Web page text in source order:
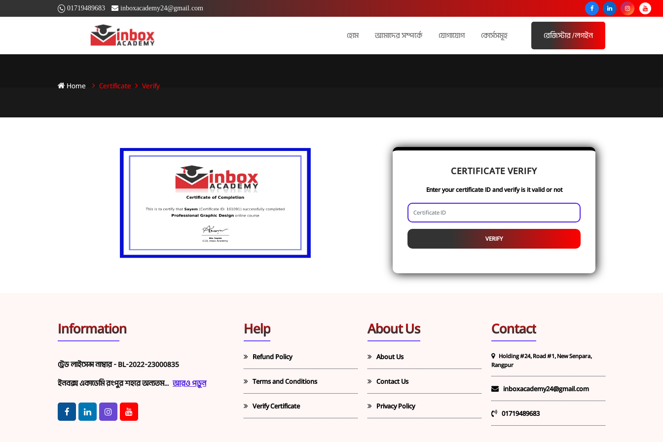
01719489683 inboxacademy24@gmail.com
হোম আমাদের সম্পর্কে যোগাযোগ কোর্সসমূহ রেজিস্টার /লগইন
Home Certificate Verify
CERTIFICATE VERIFY
Enter your certificate ID and verify is it valid or not
Information
ট্রেড লাইসেন্স নাম্বার - BL-2022-23000835
ইনবক্স একাডেমি রংপুর শহরে অন্যতম... আরও পড়ুন
Help
Refund Policy
Terms and Conditions
Verify Certificate
About Us
About Us
Contact Us
Privacy Policy
Contact
Holding #24, Road #1, New Senpara,
Rangpur
inboxacademy24@gmail.com
01719489683